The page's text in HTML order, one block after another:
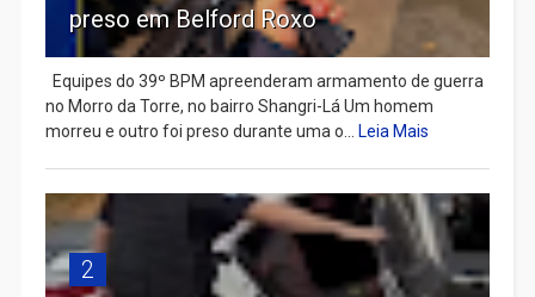
preso em Belford Roxo
Equipes do 39º BPM apreenderam armamento de guerra
no Morro da Torre, no bairro Shangri-Lá Um homem
morreu e outro foi preso durante uma o... Leia Mais
2